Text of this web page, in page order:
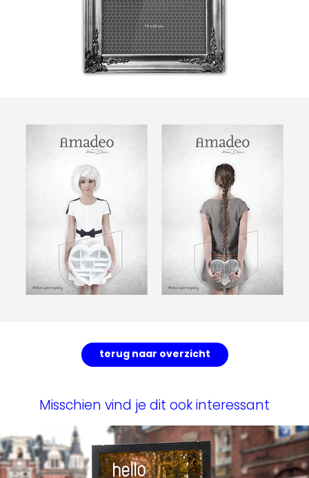
terug naar overzicht
Misschien vind je dit ook interessant
XQ Footwear